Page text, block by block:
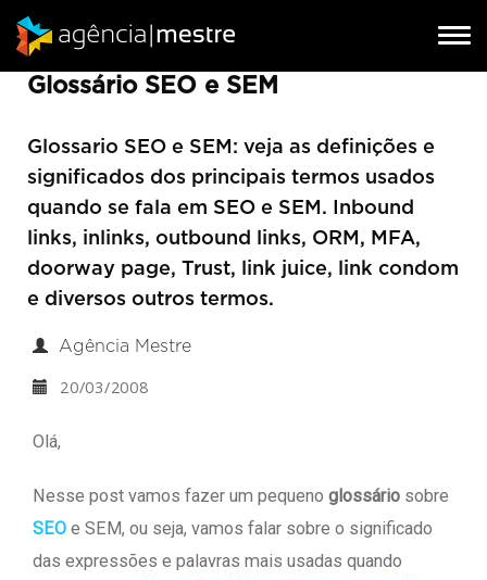
SEO
Glossário SEO e SEM
Glossario SEO e SEM: veja as definições e
significados dos principais termos usados
quando se fala em SEO e SEM. Inbound
links, inlinks, outbound links, ORM, MFA,
doorway page, Trust, link juice, link condom
e diversos outros termos.
Agência Mestre
20/03/2008
Olá,
Nesse post vamos fazer um pequeno glossário sobre
SEO e SEM, ou seja, vamos falar sobre o significado
das expressões e palavras mais usadas quando